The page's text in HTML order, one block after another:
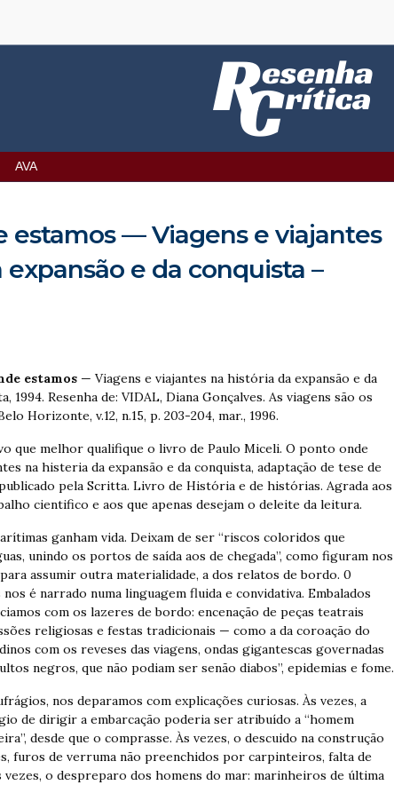
AVA
estamos — Viagens e viajantes
e da conquista –
estamos — Viagens e viajantes na história da expansão e da
1994. Resenha de: VIDAL, Diana Gonçalves. As viagens são os
Horizonte, v.12, n.15, p. 203-204, mar., 1996.
que melhor qualifique o livro de Paulo Miceli. O ponto onde
na histeria da expansão e da conquista, adaptação de tese de
pela Scritta. Livro de História e de histórias. Agrada aos
cientifico e aos que apenas desejam o deleite da leitura.
ganham vida. Deixam de ser “riscos coloridos que
unindo os portos de saída aos de chegada”, como figuram nos
assumir outra materialidade, a dos relatos de bordo. 0
é narrado numa linguagem fluida e convidativa. Embalados
com os lazeres de bordo: encenação de peças teatrais
religiosas e festas tradicionais — como a da coroação do
com os reveses das viagens, ondas gigantescas governadas
negros, que não podiam ser senão diabos”, epidemias e fome.
nos deparamos com explicações curiosas. Às vezes, a
de dirigir a embarcação poderia ser atribuído a “homem
desde que o comprasse. Às vezes, o descuido na construção
furos de verruma não preenchidos por carpinteiros, falta de
vezes, o despreparo dos homens do mar: marinheiros de última